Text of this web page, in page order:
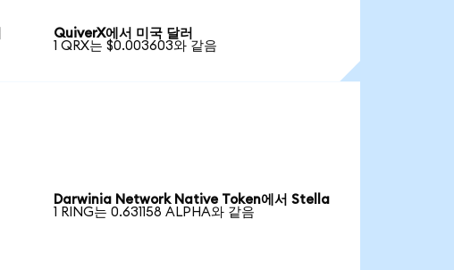
QuiverX에서 미국 달러
1 QRX는 $0.003603와 같음
Darwinia Network Native Token에서 Stella
1 RING는 0.631158 ALPHA와 같음